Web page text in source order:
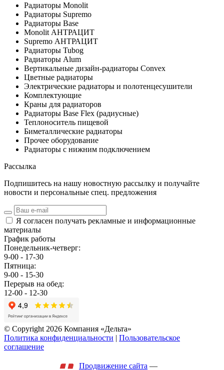
Радиаторы Monolit
Радиаторы Supremo
Радиаторы Base
Monolit АНТРАЦИТ
Supremo АНТРАЦИТ
Радиаторы Tubog
Радиаторы Alum
Вертикальные дизайн-радиаторы Convex
Цветные радиаторы
Электрические радиаторы и полотенцесушители
Комплектующие
Краны для радиаторов
Радиаторы Base Flex (радиусные)
Теплоноситель пищевой
Биметаллические радиаторы
Прочее оборудование
Радиаторы с нижним подключением
Рассылка
Подпишитесь на нашу новостную рассылку и получайте
новости и персональные спец. предложения
Я согласен получать рекламные и информационные
материалы
График работы
Понедельник-четверг:
9-00 - 17-30
Пятница:
9-00 - 15-30
Перерыв на обед:
12-00 - 12-30
© Copyright 2026 Компания «Дельта»
Политика конфиденциальности | Пользовательское
соглашение
Продвижение сайта —